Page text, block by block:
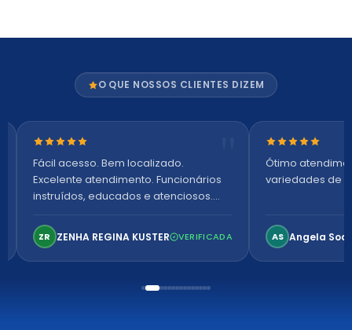
O QUE NOSSOS CLIENTES DIZEM
Nota 5 de 5 estrelas
Fácil acesso. Bem localizado.
Excelente atendimento. Funcionários
instruídos, educados e atenciosos.
confortável. Perfeito!
ZR ZENHA REGINA KUSTER VERIFICADA
Nota 5 de 5
Ótimo
variedades de
AS Angela